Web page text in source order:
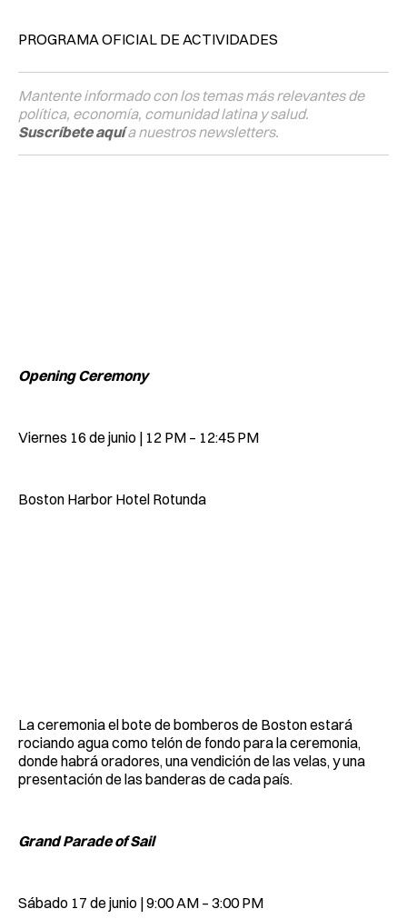
PROGRAMA OFICIAL DE ACTIVIDADES
Mantente informado con los temas más relevantes de
política, economía, comunidad latina y salud.
Suscríbete aquía nuestros newsletters.
Opening Ceremony
Viernes 16 de junio | 12 PM – 12:45 PM
Boston Harbor Hotel Rotunda
La ceremonia el bote de bomberos de Boston estará
rociando agua como telón de fondo para la ceremonia,
donde habrá oradores, una vendición de las velas, y una
presentación de las banderas de cada país.
Grand Parade of Sail
Sábado 17 de junio | 9:00 AM – 3:00 PM